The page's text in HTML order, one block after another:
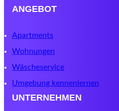
ANGEBOT
Apartments
Wohnungen
Wäscheservice
Umgebung kennenlernen
UNTERNEHMEN